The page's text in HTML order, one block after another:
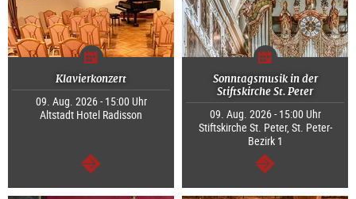
Klavierkonzert
09. Aug. 2026 - 15:00 Uhr
Altstadt Hotel Radisson
weiter
Sonntagsmusik in der
Stiftskirche St. Peter
09. Aug. 2026 - 15:00 Uhr
Stiftskirche St. Peter, St. Peter-
Bezirk 1
weiter